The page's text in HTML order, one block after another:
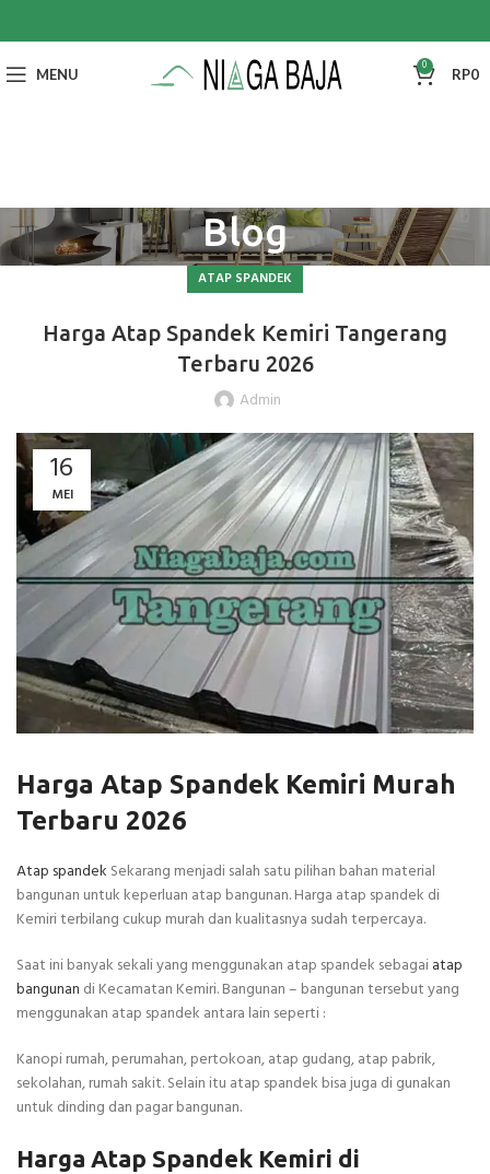
MENU 0 RP0
Blog
ATAP SPANDEK
Harga Atap Spandek Kemiri Tangerang
Terbaru 2026
Admin
16
MEI
Harga Atap Spandek Kemiri Murah
Terbaru 2026
Atap spandek Sekarang menjadi salah satu pilihan bahan material
bangunan untuk keperluan atap bangunan. Harga atap spandek di
Kemiri terbilang cukup murah dan kualitasnya sudah terpercaya.
Saat ini banyak sekali yang menggunakan atap spandek sebagaiatap
bangunan di Kecamatan Kemiri. Bangunan – bangunan tersebut yang
menggunakan atap spandek antara lain seperti :
Kanopi rumah, perumahan, pertokoan, atap gudang, atap pabrik,
sekolahan, rumah sakit. Selain itu atap spandek bisa juga di gunakan
untuk dinding dan pagar bangunan.
Harga Atap Spandek Kemiri di